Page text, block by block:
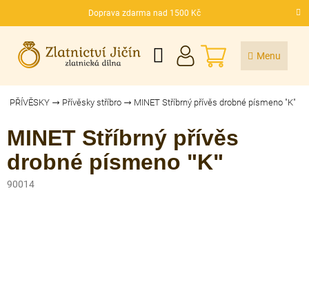
Doprava zdarma nad 1500 Kč
CZK
NÁKUPNÍ
KOŠÍK
PŘÍVĚSKY Přívěsky stříbro MINET Stříbrný přívěs drobné písmeno "K"
MINET Stříbrný přívěs
drobné písmeno "K"
90014